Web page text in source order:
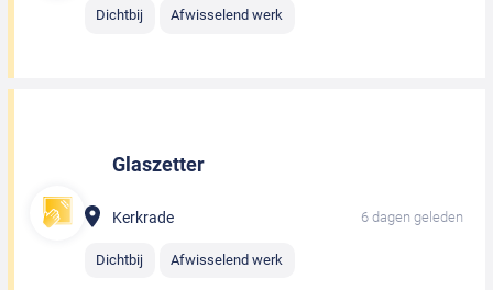
Dichtbij Afwisselend werk
Glaszetter
Kerkrade 6 dagen geleden
Dichtbij Afwisselend werk